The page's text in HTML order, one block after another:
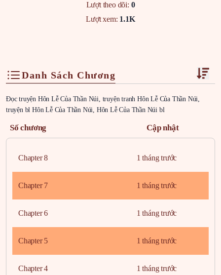
Lượt theo dõi: 0
Lượt xem: 1.1K
Danh Sách Chương
Đọc truyện Hôn Lễ Của Thần Núi, truyện tranh Hôn Lễ Của Thần Núi,
truyện bl Hôn Lễ Của Thần Núi, Hôn Lễ Của Thần Núi bl
Số chương Cập nhật
Chapter 8 1 tháng trước
Chapter 7 1 tháng trước
Chapter 6 1 tháng trước
Chapter 5 1 tháng trước
Chapter 4 1 tháng trước